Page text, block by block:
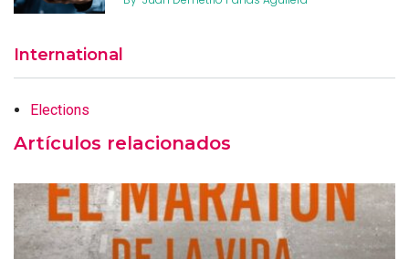
International
Elections
Artículos relacionados